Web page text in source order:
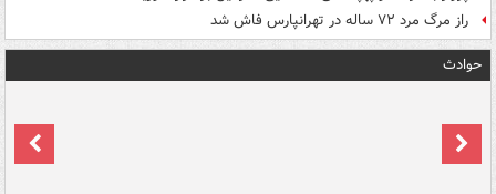
راز مرگ مرد ۷۲ ساله در تهرانپارس فاش شد
حوادث